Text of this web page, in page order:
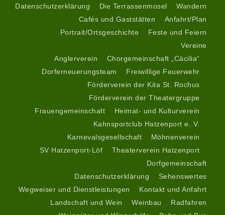
Datenschutzerklärung
Die Terrassenmosel
Wandern
Cafés und Gaststätten
Anfahrt/Plan
Portrait/Ortsgeschichte
Feste und Feiern
Vereine
Anglerverein
Chorgemeinschaft „Cäcilia“
Dorferneuerungsteam
Freiwillige Feuerwehr
Förderverein der Kita St. Rochus
Förderverein der Theatergruppe
Frauengemeinschaft
Heimat- und Kulturverein
Kahnsportclub Hatzenport e. V.
Karnevalsgesellschaft
Möhnenverein
SV Hatzenport-Löf
Theaterverein Hatzenport
Dorfgemeinschaft
Datenschutzerklärung
Sehenswertes
Wegweiser und Dienstleistungen
Kontakt und Anfahrt
Landschaft und Wein
Weinbau
Radfahren